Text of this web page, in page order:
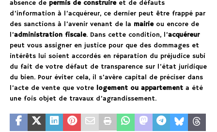
absence de permis de construireet de défauts
d’information à l’acquéreur, ce dernier peut être frappé par
des sanctions à l’avenir venant de la mairieou encore de
l’administration fiscale. Dans cette condition, l’acquéreur
peut vous assigner en justice pour que des dommages et
intérêts lui soient accordés en réparation du préjudice subi
du fait de votre défaut de transparence sur l’état juridique
du bien. Pour éviter cela, il s’avère capital de préciser dans
l’acte de vente que votre logement ou appartement a été
une fois objet de travaux d’agrandissement.